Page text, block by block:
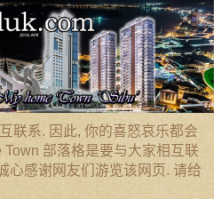
联系. 因此, 你的喜怒哀乐都会
部落格是要与大家相互联
心感谢网友们游览该网页. 请给